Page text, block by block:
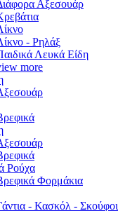
Αξεσουάρ
- Ρηλάξ
Λευκά Είδη
more
Ρούχα
Φορμάκια
- Κασκόλ - Σκούφοι